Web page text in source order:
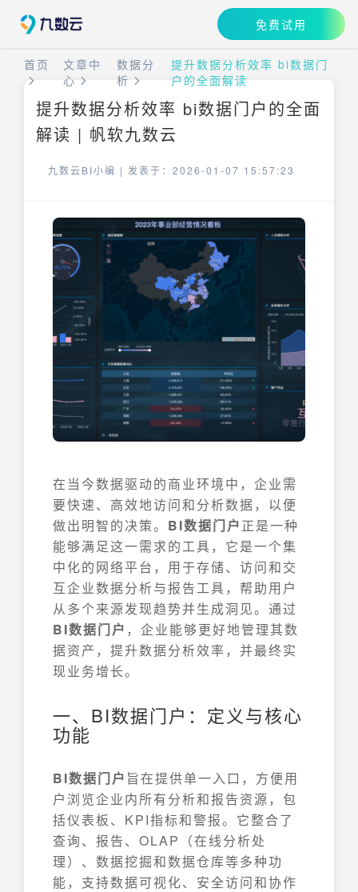
免费试用
首页
文章中
心
数据分
析
提升数据分析效率 bi数据门
户的全面解读
提升数据分析效率 bi数据门户的全面
解读 | 帆软九数云
九数云BI小编 | 发表于：2026-01-07 15:57:23
在当今数据驱动的商业环境中，企业需
要快速、高效地访问和分析数据，以便
做出明智的决策。 BI数据门户正是一种
能够满足这一需求的工具，它是一个集
中化的网络平台，用于存储、访问和交
互企业数据分析与报告工具，帮助用户
从多个来源发现趋势并生成洞见。通过
BI数据门户 ，企业能够更好地管理其数
据资产，提升数据分析效率，并最终实
现业务增长。
一、BI数据门户：定义与核心
功能
BI数据门户 旨在提供单一入口，方便用
户浏览企业内所有分析和报告资源，包
括仪表板、KPI指标和警报。它整合了
查询、报告、OLAP（在线分析处
理）、数据挖掘和数据仓库等多种功
能，支持数据可视化、安全访问和协作